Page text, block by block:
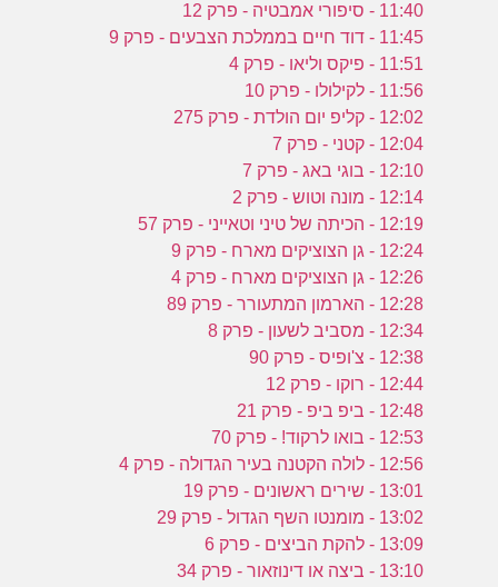
11:40 - סיפורי אמבטיה - פרק 12
11:45 - דוד חיים בממלכת הצבעים - פרק 9
11:51 - פיקס וליאו - פרק 4
11:56 - לקילולו - פרק 10
12:02 - קליפ יום הולדת - פרק 275
12:04 - קטני - פרק 7
12:10 - בוגי באג - פרק 7
12:14 - מונה וטוש - פרק 2
12:19 - הכיתה של טיני וטאייני - פרק 57
12:24 - גן הצוציקים מארח - פרק 9
12:26 - גן הצוציקים מארח - פרק 4
12:28 - הארמון המתעורר - פרק 89
12:34 - מסביב לשעון - פרק 8
12:38 - צ'ופיס - פרק 90
12:44 - רוקו - פרק 12
12:48 - ביפ ביפ - פרק 21
12:53 - בואו לרקוד! - פרק 70
12:56 - לולה הקטנה בעיר הגדולה - פרק 4
13:01 - שירים ראשונים - פרק 19
13:02 - מומנטו השף הגדול - פרק 29
13:09 - להקת הביצים - פרק 6
13:10 - ביצה או דינוזאור - פרק 34